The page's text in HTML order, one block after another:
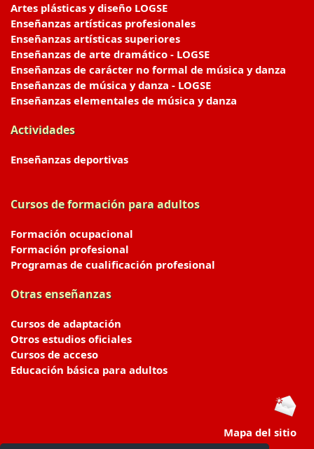
Artes plásticas y diseño LOGSE
Enseñanzas artísticas profesionales
Enseñanzas artísticas superiores
Enseñanzas de arte dramático - LOGSE
Enseñanzas de carácter no formal de música y danza
Enseñanzas de música y danza - LOGSE
Enseñanzas elementales de música y danza
Actividades
Enseñanzas deportivas
Cursos de formación para adultos
Formación ocupacional
Formación profesional
Programas de cualificación profesional
Otras enseñanzas
Cursos de adaptación
Otros estudios oficiales
Cursos de acceso
Educación básica para adultos
Mapa del sitio